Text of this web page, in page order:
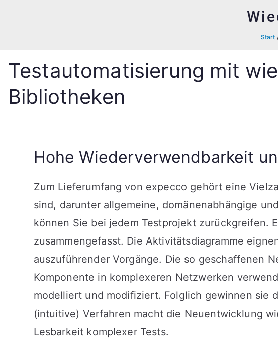
Start
Testautomatisierung mit
Bibliotheken
Hohe Wiederverwendbarkeit
Zum Lieferumfang von expecco gehört eine
sind, darunter allgemeine, domänenabhängige
können Sie bei jedem Testprojekt zurückgreifen.
zusammengefasst. Die Aktivitätsdiagramme
auszuführender Vorgänge. Die so geschaffenen
Komponente in komplexeren Netzwerken
modelliert und modifiziert. Folglich gewinnen sie
(intuitive) Verfahren macht die Neuentwicklung
Lesbarkeit komplexer Tests.